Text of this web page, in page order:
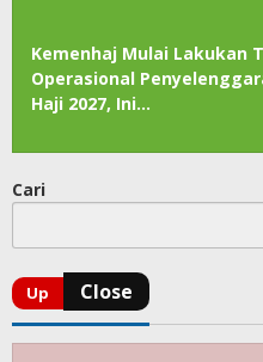
Kemenhaj Mulai Lakukan
Operasional
Haji 2027, Ini…
Cari